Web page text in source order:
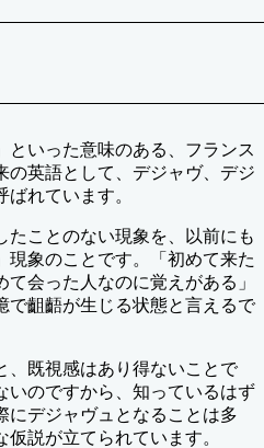
といった意味のある、フランス
の英語として、デジャヴ、デジ
れています。
たことのない現象を、以前にも
現象のことです。「初めて来た
会った人なのに覚えがある」
で齟齬が生じる状態と言えるで
、既視感はあり得ないことで
いのですから、知っているはず
にデジャヴュとなることは多
説が立てられています。